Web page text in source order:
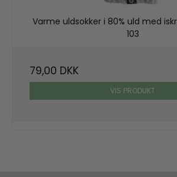
Varme uldsokker i 80% uld med
103
79,00 DKK
VIS PRODUKT